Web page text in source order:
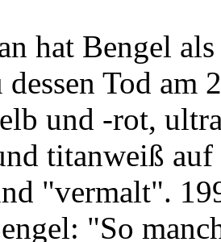
hat Bengel
Tod am
und -rot,
titanweiß
"vermalt".
"So